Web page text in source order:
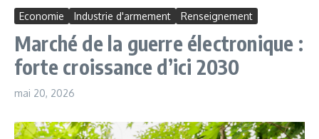
Economie Industrie d'armement Renseignement
Marché de la guerre électronique :
forte croissance d’ici 2030
mai 20, 2026